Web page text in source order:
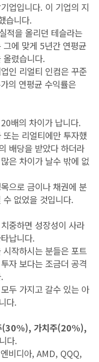
업입니다. 이 기업의 지
습니다.
적을 올리던 테슬라는
에 맞게 5년간 연평균
렸습니다.
인 리얼티 인컴은 꾸준
의 연평균 수익률은
배의 차이가 납니다.
는 리얼티에만 투자했
배당을 받았다 하더라
은 차이가 날수 밖에 없
으로 금이나 채권에 분
없었을 것입니다.
중하면 성장성이 사라
납니다.
작하시는 분들은 포트
자 보다는 조금더 공격
두 가지고 갈수 있는 아
다.
(30%), 가치주(20%),
다.
비디아, AMD, QQQ,